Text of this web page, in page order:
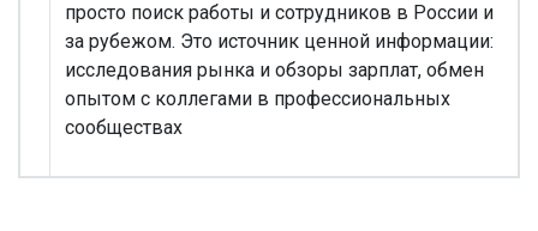
просто поиск работы и сотрудников в России и
за рубежом. Это источник ценной информации:
исследования рынка и обзоры зарплат, обмен
опытом с коллегами в профессиональных
сообществах